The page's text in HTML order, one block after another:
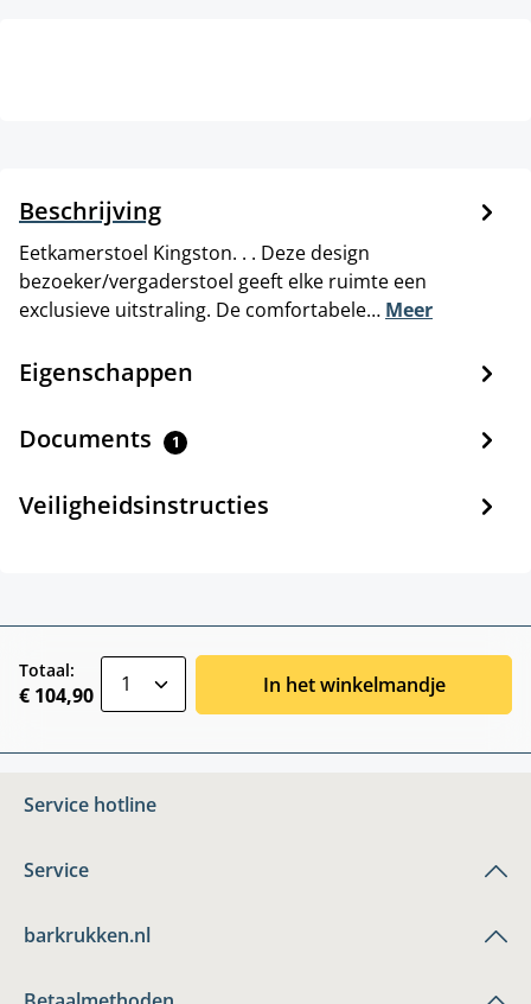
Beschrijving
Eetkamerstoel Kingston. . . Deze design
bezoeker/vergaderstoel geeft elke ruimte een
exclusieve uitstraling. De comfortabele… Meer
Eigenschappen
Documents 1
Veiligheidsinstructies
Totaal:
€ 104,90 In het winkelmandje
Service hotline
Service
barkrukken.nl